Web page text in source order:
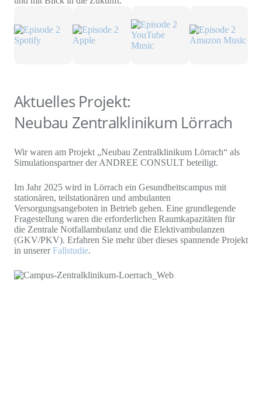
Aktuelles Projekt:
Neubau Zentralklinikum Lörrach
Wir waren am Projekt „Neubau Zentralklinikum Lörrach“ als
Simulationspartner der ANDREE CONSULT beteiligt.
Im Jahr 2025 wird in Lörrach ein Gesundheitscampus mit
stationären, teilstationären und ambulanten
Versorgungsangeboten in Betrieb gehen. Eine grundlegende
Fragestellung waren die erforderlichen Raumkapazitäten für
die Zentrale Notfallambulanz und die Elektivambulanzen
(GKV/PKV). Erfahren Sie mehr über dieses spannende Projekt
in unsererFallstudie.